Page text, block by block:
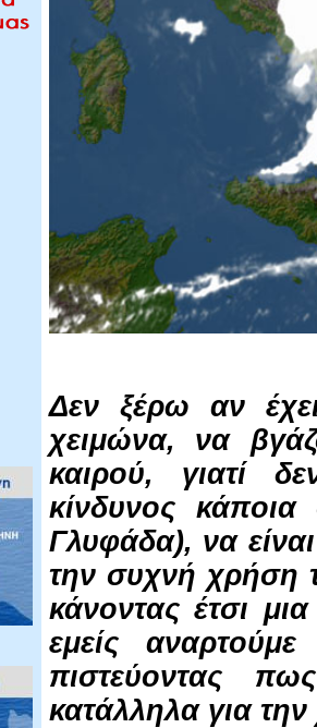
Δεν ξέρω αν
χειμώνα, να
καιρού, γιατί
κίνδυνος
Γλυφάδα), να
την συχνή χρήση
κάνοντας έτσι
εμείς
πιστεύοντας
κατάλληλα για